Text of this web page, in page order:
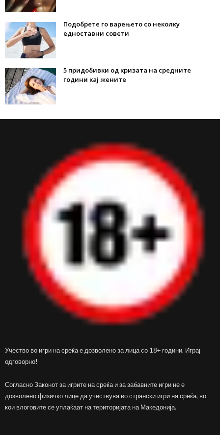
Подобрете го варењето со неколку
едноставни совети
5 придобивки од кризата на средните
години кај жените
Учество во игри на среќа е дозволено за лица со 18+ години. Играј
одговорно!
Согласно Законот за игрите на среќа и за забавните игри не е
дозволено физичко лице да учествува во странски игри на среќа, во
кои влоговите се уплаќаат на територијата на Македонија.